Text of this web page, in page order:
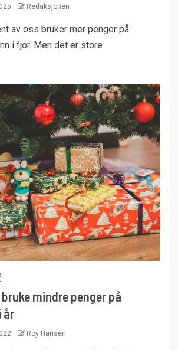
Redaksjonen
av oss bruker mer penger på
i fjor. Men det er store
mindre penger på
år
Roy Hansen